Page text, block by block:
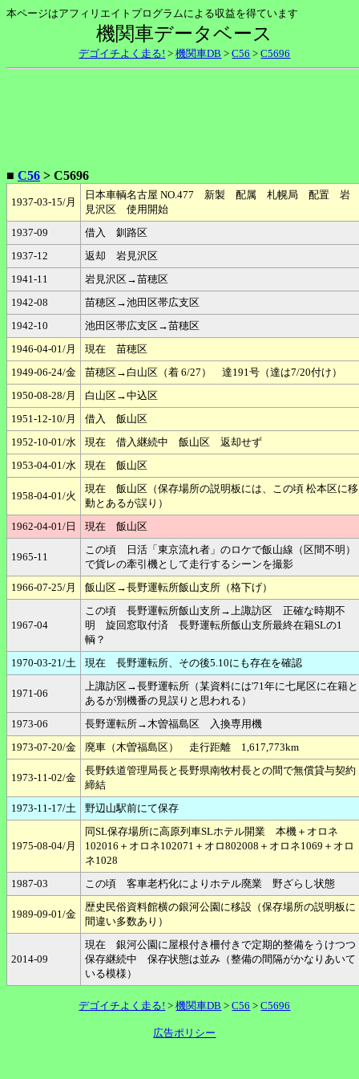
本ページはアフィリエイトプログラムによる収益を得ています
機関車データベース
デゴイチよく走る! >機関車DB >C56 >C5696
■ C56 > C5696
1937-03-15/月
日本車輌名古屋 NO.477 新製 配属 札幌局 配置 岩
見沢区 使用開始
1937-09
借入 釧路区
1937-12
返却 岩見沢区
1941-11
岩見沢区→苗穂区
1942-08
苗穂区→池田区帯広支区
1942-10
池田区帯広支区→苗穂区
1946-04-01/月
現在 苗穂区
1949-06-24/金
苗穂区→白山区（着 6/27） 達191号（達は7/20付け）
1950-08-28/月
白山区→中込区
1951-12-10/月
借入 飯山区
1952-10-01/水
現在 借入継続中 飯山区 返却せず
1953-04-01/水
現在 飯山区
1958-04-01/火
現在 飯山区（保存場所の説明板には、この頃 松本区に移
動とあるが誤り）
1962-04-01/日
現在 飯山区
1965-11
この頃 日活「東京流れ者」のロケで飯山線（区間不明）
で貨レの牽引機として走行するシーンを撮影
1966-07-25/月
飯山区→長野運転所飯山支所（格下げ）
1967-04
この頃 長野運転所飯山支所→上諏訪区 正確な時期不
明 旋回窓取付済 長野運転所飯山支所最終在籍SLの1
輌？
1970-03-21/土
現在 長野運転所、その後5.10にも存在を確認
1971-06
上諏訪区→長野運転所（某資料には'71年に七尾区に在籍と
あるが別機番の見誤りと思われる）
1973-06
長野運転所→木曽福島区 入換専用機
1973-07-20/金
廃車（木曽福島区） 走行距離 1,617,773km
1973-11-02/金
長野鉄道管理局長と長野県南牧村長との間で無償貸与契約
締結
1973-11-17/土
野辺山駅前にて保存
1975-08-04/月
同SL保存場所に高原列車SLホテル開業 本機＋オロネ
102016＋オロネ102071＋オロ802008＋オロネ1069＋オロ
ネ1028
1987-03
この頃 客車老朽化によりホテル廃業 野ざらし状態
1989-09-01/金
歴史民俗資料館横の銀河公園に移設（保存場所の説明板に
間違い多数あり）
2014-09
現在 銀河公園に屋根付き柵付きで定期的整備をうけつつ
保存継続中 保存状態は並み（整備の間隔がかなりあいて
いる模様）
デゴイチよく走る! >機関車DB >C56 >C5696
広告ポリシー